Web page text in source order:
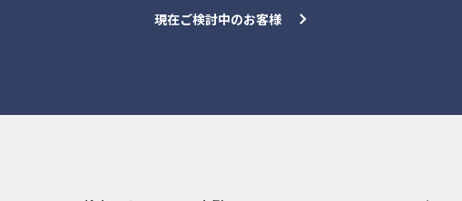
現在ご検討中のお客様